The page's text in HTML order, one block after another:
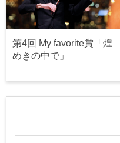
第4回 My favorite賞「煌
めきの中で」